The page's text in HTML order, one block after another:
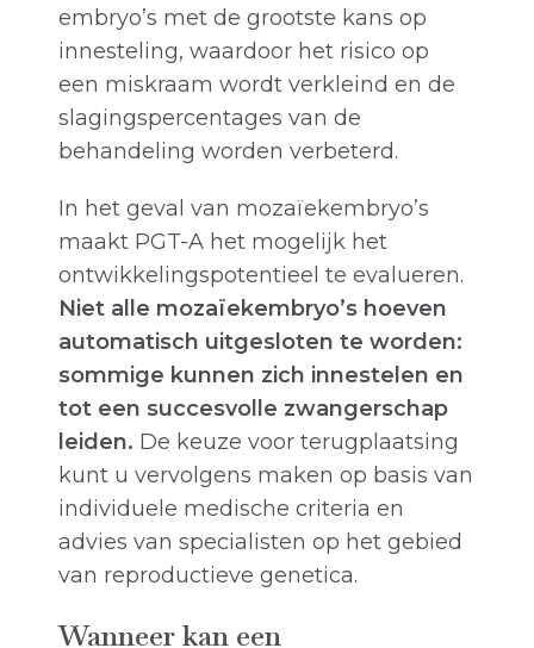
embryo’s met de grootste kans op
innesteling, waardoor het risico op
een miskraam wordt verkleind en de
slagingspercentages van de
behandeling worden verbeterd.
In het geval van mozaïekembryo’s
maakt PGT-A het mogelijk het
ontwikkelingspotentieel te evalueren.
Niet alle mozaïekembryo’s hoeven
automatisch uitgesloten te worden:
sommige kunnen zich innestelen en
tot een succesvolle zwangerschap
leiden. De keuze voor terugplaatsing
kunt u vervolgens maken op basis van
individuele medische criteria en
advies van specialisten op het gebied
van reproductieve genetica.
Wanneer kan een